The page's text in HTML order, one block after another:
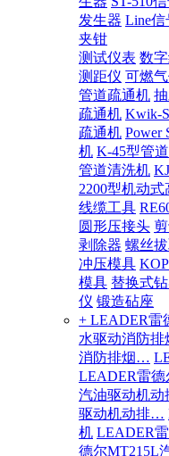
发生器 Line信
夹钳
测试仪表 数
测距仪 可燃
管道疏通机
疏通机 Kwik-
疏通机 Power
机 K-45型管
管道清洗机
2200型机动
线缆工具
圆形压接头
剥除器 螺丝
冲压模具
模具 替换式
仪 锻造砧座
+ LEADER雷
水驱动消防排
消防排烟…
LEADER雷德
汽油驱动机动
驱动机动排…
机 LEADER
德尔MT215L